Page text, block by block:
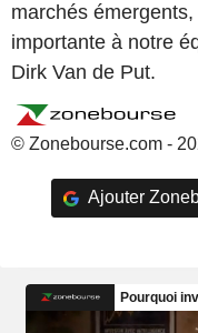
marchés
importante à notre
Dirk Van de Put.
© Zonebourse.com -
Ajouter